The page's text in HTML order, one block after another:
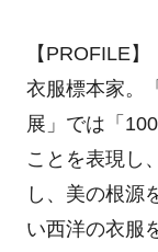
【 PROFILE】
衣服標本家。
展」では「 100
ことを表現し
し、美の根源
い西洋の衣服